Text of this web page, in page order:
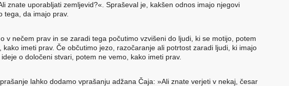
znate uporabljati zemljevid?«. Spraševal je, kakšen odnos imajo njegovi
tega, da imajo prav.
v nečem prav in se zaradi tega počutimo vzvišeni do ljudi, ki se motijo, potem
kako imeti prav. Če občutimo jezo, razočaranje ali potrtost zaradi ljudi, ki imajo
o določeni stvari, potem ne vemo, kako imeti prav.
lahko dodamo vprašanju adžana Čaja: »Ali znate verjeti v nekaj, česar